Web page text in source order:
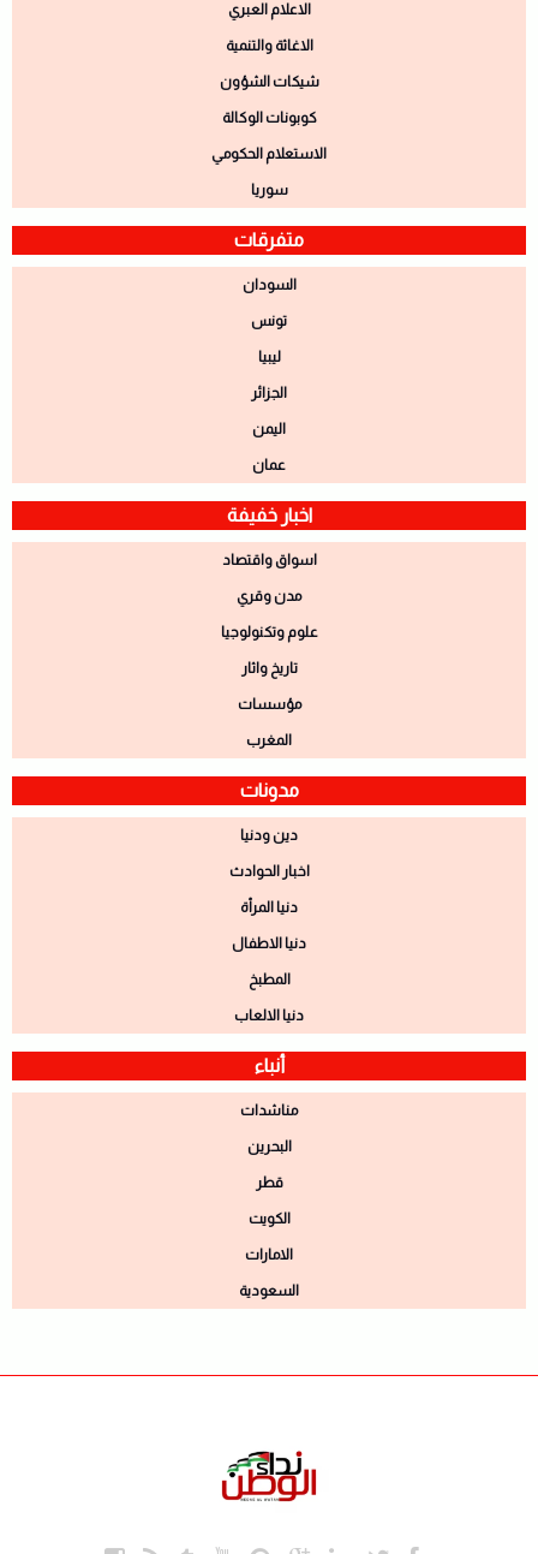
الاعلام العبري
الاغاثة والتنمية
شيكات الشؤون
كوبونات الوكالة
الاستعلام الحكومي
سوريا
متفرقات
السودان
تونس
ليبيا
الجزائر
اليمن
عمان
اخبار خفيفة
اسواق واقتصاد
مدن وقري
علوم وتكنولوجيا
تاريخ واثار
مؤسسات
المغرب
مدونات
دين ودنيا
اخبار الحوادث
دنيا المرأة
دنيا الاطفال
المطبخ
دنيا الالعاب
أنباء
مناشدات
البحرين
قطر
الكويت
الامارات
السعودية